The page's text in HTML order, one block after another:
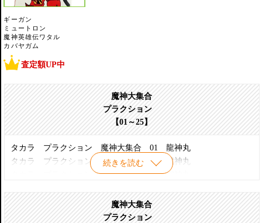
ギーガン
ミュートロン
魔神英雄伝ワタル
カバヤガム
査定額UP中
魔神大集合
プラクション
【01～25】
続きを読む
タカラ プラクション 魔神大集合 01 龍神丸
タカラ プラクション 魔神大集合 02 戦神丸
タカラ プラクション 魔神大集合 03 空神丸
タカラ プラクション 魔神大集合 05 セカンドガン
タカラ プラクション 魔神大集合 06 バトルゴリラ
魔神大集合
プラクション